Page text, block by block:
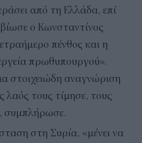
από τη Ελλάδα, επί
ο Κωνσταντίνος
πένθος και η
πρωθυπουργού».
στοιχειώδη αναγνώριση
τους τίμησε, τους
συμπλήρωσε.
στη Συρία, «μένει να